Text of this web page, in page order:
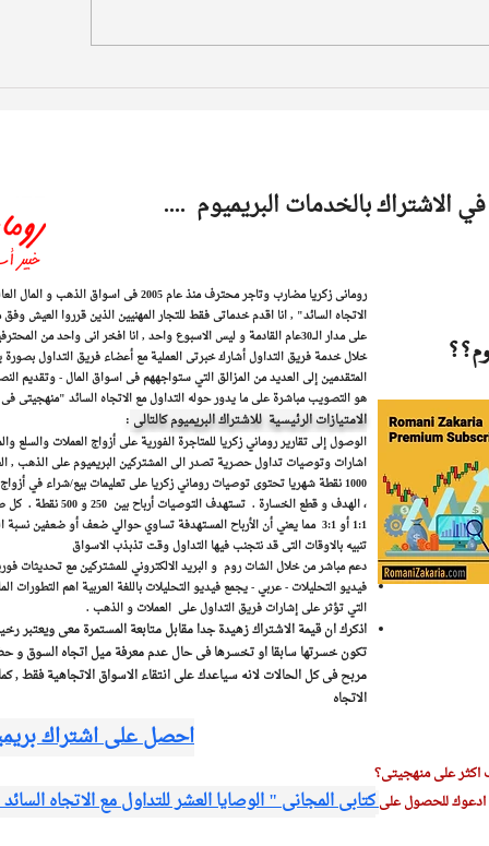
الاشتراك بالخدمات البريميوم ....
رومانى زكريا مضارب وتاجر محترف منذ عام
الاتجاه السائد" , ​انا اقدم خدماتى فقط للتجار المهنيين الذين قرروا العيش
على مدار الـــ30عام القادمة و ليس الاسبوع واحد , انا افخر انى
خلال خدمة فريق التداول أشارك خبرتى العملية مع أعضاء فريق التداول بصورة
المتقدمين إلى العديد من المزالق التي ستواجههم فى اسواق المال - وتقديم
هو التصويب مباشرة على ما يدور حوله التداول مع الاتجاه السائد "منهجيتى
الامتيازات الرئيسية للاشتراك البريميوم كالتالى :
الوصول إلى تقارير روماني زكريا للمتاجرة الفورية على أزواج العملات والسلع
اشارات وتوصيات تداول حصرية تصدر الى المشتركين البريميوم على الذهب ,
1000 نقطة شهريا تحتوى توصيات روماني زكريا على تعليمات بيع/شراء في
، الهدف و قطع الخسارة
1:1 أو 3:1 مما يعني أن الأرباح المستهدفة تساوي حوالي ضعف أو ضعفين نسبة المخاطرة .
تنبيه بالاوقات التى قد نتجنب فيها التداول وقت تذبذب الاسواق
دعم مباشر من خلال الشات روم و البريد الالكتروني للمشتركين مع تحديثات
فيديو التحليلات - عربي - يجمع فيديو التحليلات باللغة العربية اهم التطورات
التي تؤثر على إشارات فريق التداول على العملات و الذهب .
اذكرك ان قيمة الاشتراك زهيدة جدا مقابل متابعة المستمرة معى ويعتبر
تكون خسرتها سابقا او تخسرها فى حال عدم معرفة ميل اتجاه السوق و
مربح فى كل الحالات لانه سياعدك على انتقاء الاسواق الاتجاهية فقط ,
الاتجاه
احصل على اشتراك
اكثر على منهجيتى؟
للحصول علىكتابى المجانى " الوصايا العشر للتداول مع الاتجاه